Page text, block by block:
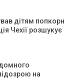
дітям попкорн
Чехії розшукує
на